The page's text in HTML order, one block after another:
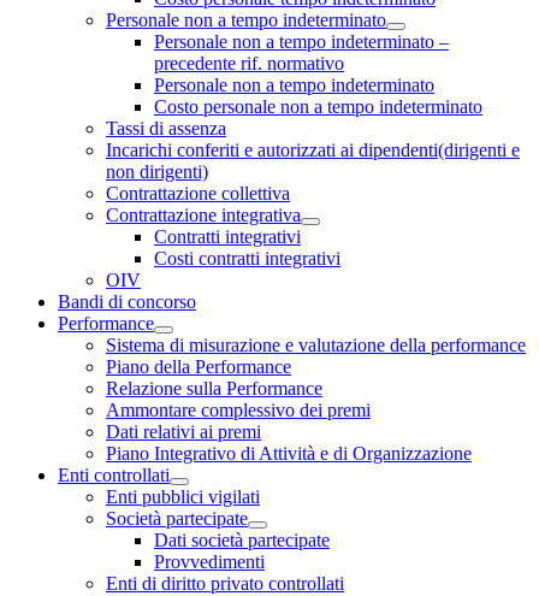
Personale non a tempo indeterminato
Personale non a tempo indeterminato –
precedente rif. normativo
Personale non a tempo indeterminato
Costo personale non a tempo indeterminato
Tassi di assenza
Incarichi conferiti e autorizzati ai dipendenti(dirigenti e
non dirigenti)
Contrattazione collettiva
Contrattazione integrativa
Contratti integrativi
Costi contratti integrativi
OIV
Bandi di concorso
Performance
Sistema di misurazione e valutazione della performance
Piano della Performance
Relazione sulla Performance
Ammontare complessivo dei premi
Dati relativi ai premi
Piano Integrativo di Attività e di Organizzazione
Enti controllati
Enti pubblici vigilati
Società partecipate
Dati società partecipate
Provvedimenti
Enti di diritto privato controllati